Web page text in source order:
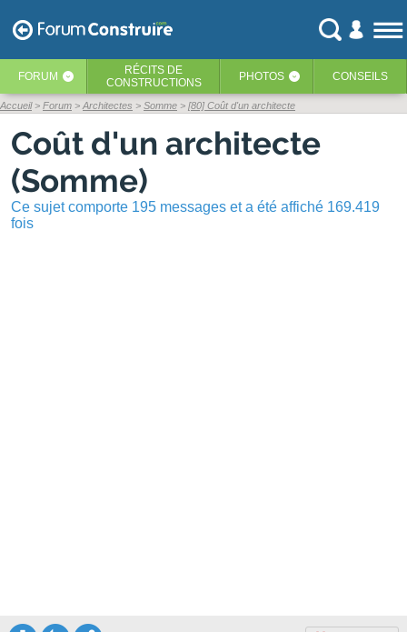
FORUM ‹ RÉCITS DE
CONSTRUCTIONS
PHOTOS ‹ CONSEILS
Accueil Forum Architectes Somme [80] Coût d'un architecte
Coût d'un architecte
(Somme)
Ce sujet comporte 195 messages et a été affiché 169.419
fois